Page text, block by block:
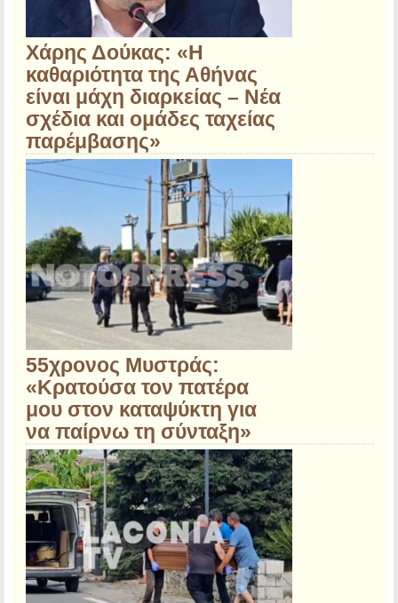
Χάρης Δούκας: «Η
καθαριότητα της Αθήνας
είναι μάχη διαρκείας – Νέα
σχέδια και ομάδες ταχείας
παρέμβασης»
55χρονος Μυστράς:
«Κρατούσα τον πατέρα
μου στον καταψύκτη για
να παίρνω τη σύνταξη»